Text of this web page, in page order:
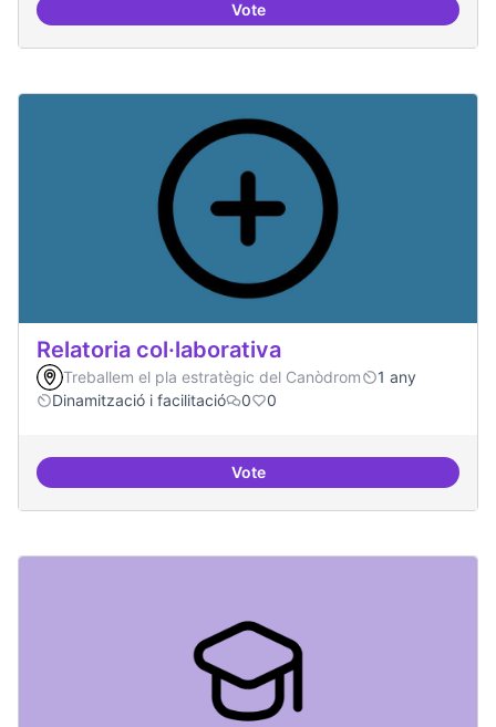
VoteRepositori de coneixement
Relatoria col·laborativa
Treballem el pla estratègic del Canòdrom
1 any
Dinamització i facilitació
0 0
VoteRelatoria col·laborativa